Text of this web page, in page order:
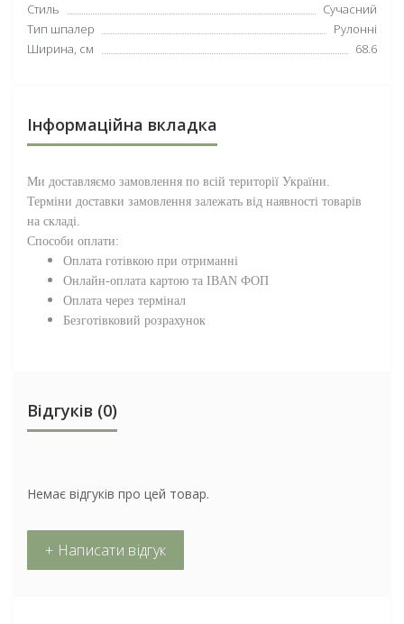
Стиль
Сучасний
Тип шпалер
Рулонні
Ширина, см
68.6
Інформаційна вкладка
Ми доставляємо замовлення по всій території України.
Терміни доставки замовлення залежать від наявності товарів
на складі.
Способи оплати:
Оплата готівкою при отриманні
Онлайн-оплата картою та IBAN ФОП
Оплата через термінал
Безготівковий розрахунок
Відгуків (0)
Немає відгуків про цей товар.
+ Написати відгук